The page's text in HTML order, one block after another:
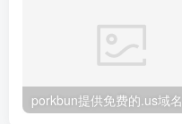
porkbun提供免费的.us域名